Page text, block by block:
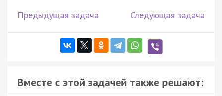
Предыдущая задача Следующая задача
Вместе с этой задачей также решают: